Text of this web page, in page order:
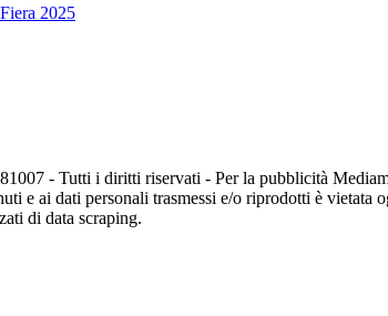
2025
- Tutti i diritti riservati - Per la pubblicità
e ai dati personali trasmessi e/o riprodotti è
di data scraping.